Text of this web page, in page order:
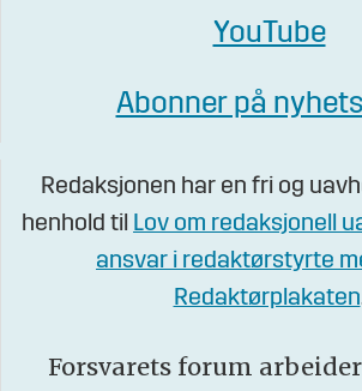
YouTube
Abonner på
Redaksjonen har en fri og
henhold til Lov om redaksjonell
ansvar i redaktørstyrte
Redaktørplakaten
Forsvarets forum